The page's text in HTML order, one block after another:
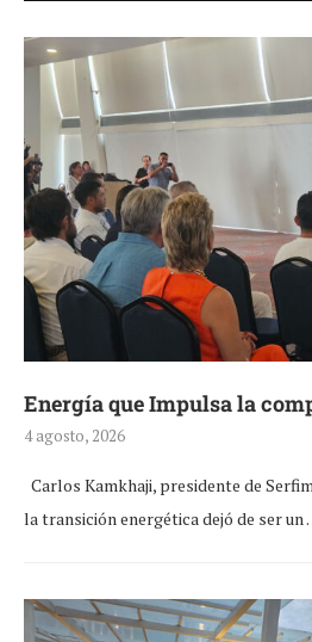
Energía que Impulsa la
4 agosto, 2026
Carlos Kamkhaji, presidente de
la transición energética dejó de ser un